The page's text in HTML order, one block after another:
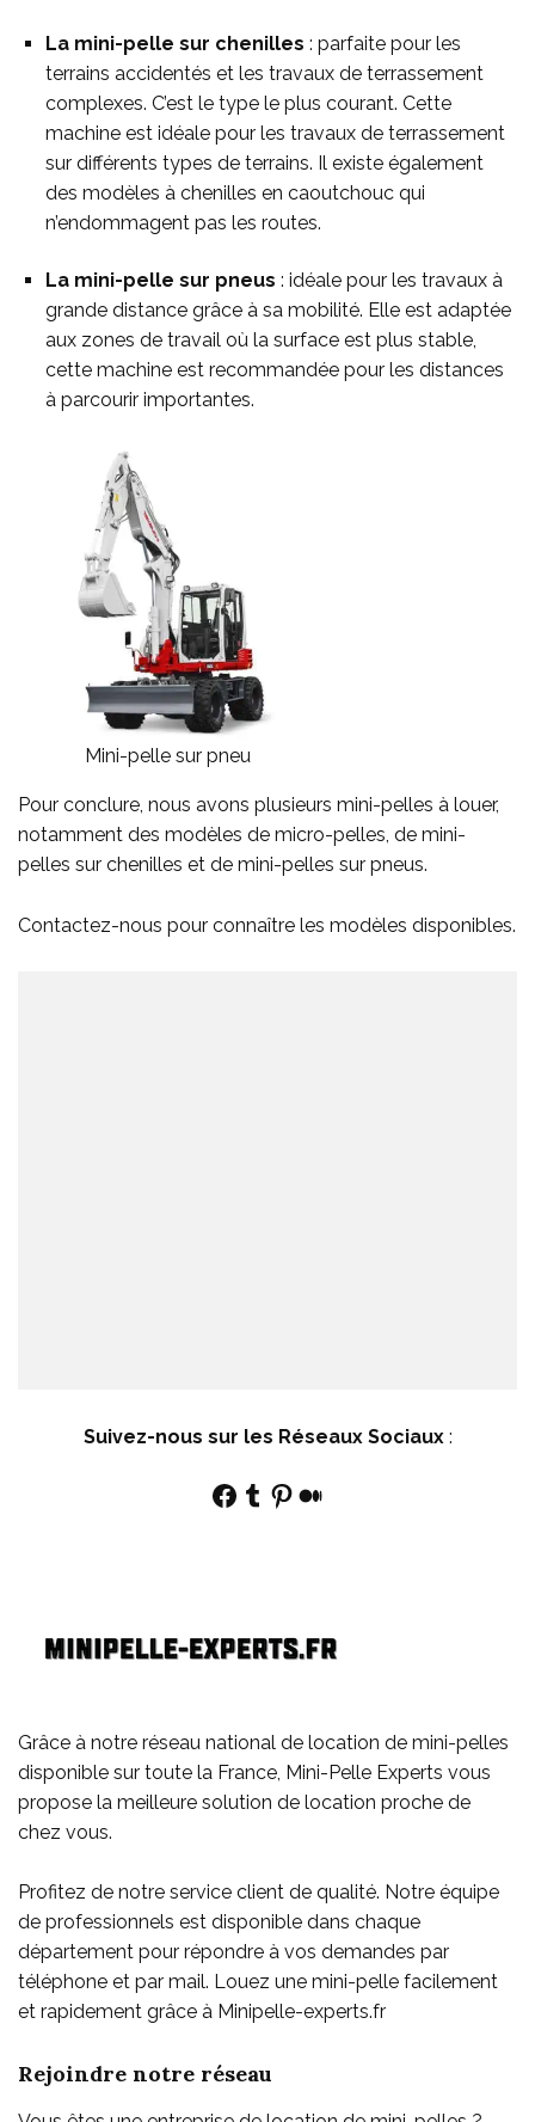
La mini-pelle sur chenilles : parfaite pour les
terrains accidentés et les travaux de terrassement
complexes. C’est le type le plus courant. Cette
machine est idéale pour les travaux de terrassement
sur différents types de terrains. Il existe également
des modèles à chenilles en caoutchouc qui
n’endommagent pas les routes.
La mini-pelle sur pneus : idéale pour les travaux à
grande distance grâce à sa mobilité. Elle est adaptée
aux zones de travail où la surface est plus stable,
cette machine est recommandée pour les distances
à parcourir importantes.
Mini-pelle sur pneu
Pour conclure, nous avons plusieurs mini-pelles à louer,
notamment des modèles de micro-pelles, de mini-
pelles sur chenilles et de mini-pelles sur pneus.
Contactez-nous pour connaître les modèles disponibles.
Suivez-nous sur les Réseaux Sociaux:
Facebook
Tumblr
Pinterest
Medium
Grâce à notre réseau national de location de mini-pelles
disponible sur toute la France, Mini-Pelle Experts vous
propose la meilleure solution de location proche de
chez vous.
Profitez de notre service client de qualité. Notre équipe
de professionnels est disponible dans chaque
département pour répondre à vos demandes par
téléphone et par mail. Louez une mini-pelle facilement
et rapidement grâce à Minipelle-experts.fr
Rejoindre notre réseau